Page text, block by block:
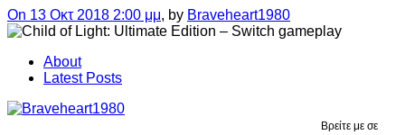
On 13 Οκτ 2018 2:00 μμ, by Braveheart1980
About
Latest Posts
Βρείτε με σε